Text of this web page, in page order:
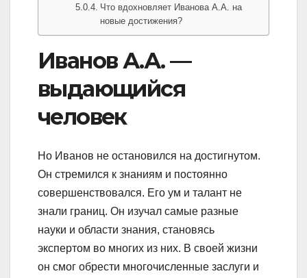
Что вдохновляет Иванова А.А. на
новые достижения?
Иванов А.А. —
выдающийся
человек
Но Иванов не остановился на достигнутом.
Он стремился к знаниям и постоянно
совершенствовался. Его ум и талант не
знали границ. Он изучал самые разные
науки и области знания, становясь
экспертом во многих из них. В своей жизни
он смог обрести многочисленные заслуги и